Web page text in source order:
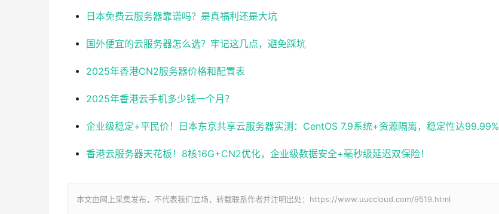
日本免费云服务器靠谱吗？是真福利还是大坑
国外便宜的云服务器怎么选？牢记这几点，避免踩坑
2025年香港CN2服务器价格和配置表
2025年香港云手机多少钱一个月？
企业级稳定+平民价！日本东京共享云服务器实测：CentOS 7.9系统+资源隔离，稳定性达99.99%
香港云服务器天花板！8核16G+CN2优化，企业级数据安全+毫秒级延迟双保险！
本文由网上采集发布，不代表我们立场，转载联系作者并注明出处：https://www.uuccloud.com/9519.html